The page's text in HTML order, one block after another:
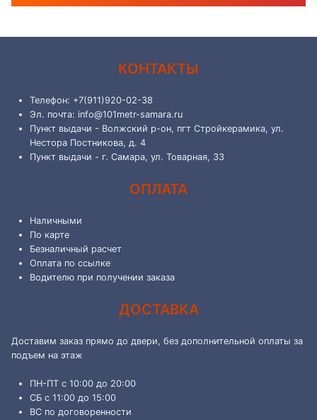
КОНТАКТЫ
Телефон: +7(911)920-02-38
Эл. почта: info@101metr-samara.ru
Пункт выдачи - Волжский р-он, пгт Стройкерамика, ул.
Нестора Постникова, д. 4
Пункт выдачи - г. Самара, ул. Товарная, 33
ОПЛАТА
Наличными
По карте
Безналичный расчет
Оплата по ссылке
Водителю при получении заказа
ДОСТАВКА
Доставим заказ прямо до двери, без дополнительной оплаты за
подъем на этаж
ПН-ПТ с 10:00 до 20:00
СБ с 11:00 до 15:00
ВС по договоренности